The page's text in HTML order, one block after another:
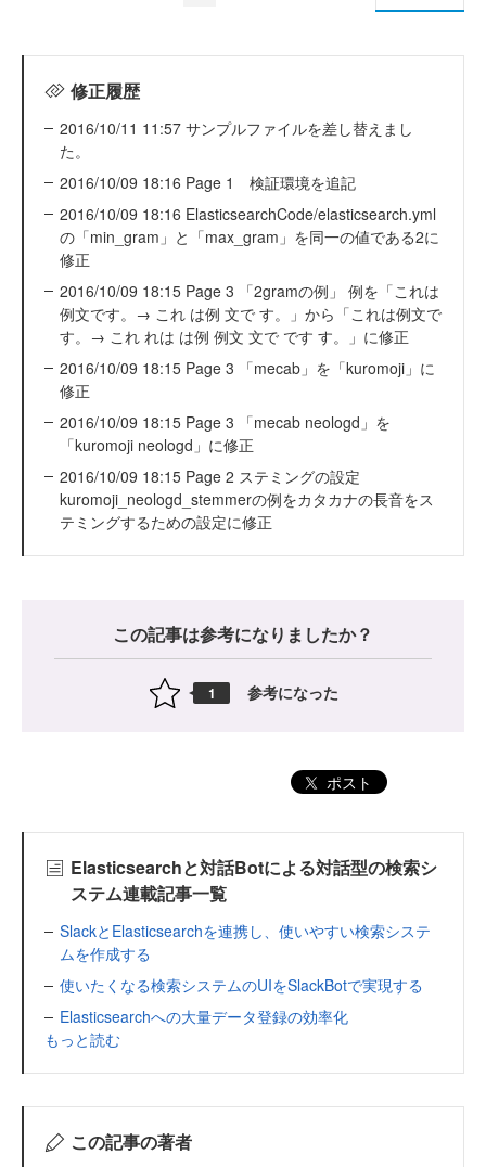
修正履歴
2016/10/11 11:57 サンプルファイルを差し替えまし
た。
2016/10/09 18:16 Page 1 検証環境を追記
2016/10/09 18:16 ElasticsearchCode/elasticsearch.yml
の「min_gram」と「max_gram」を同一の値である2に
修正
2016/10/09 18:15 Page 3 「2gramの例」 例を「これは
例文です。→ これ は例 文で す。」から「これは例文で
す。→ これ れは は例 例文 文で です す。」に修正
2016/10/09 18:15 Page 3 「mecab」を「kuromoji」に
修正
2016/10/09 18:15 Page 3 「mecab neologd」を
「kuromoji neologd」に修正
2016/10/09 18:15 Page 2 ステミングの設定
kuromoji_neologd_stemmerの例をカタカナの長音をス
テミングするための設定に修正
この記事は参考になりましたか？
1 参考になった
ポスト
Elasticsearchと対話Botによる対話型の検索シ
ステム連載記事一覧
SlackとElasticsearchを連携し、使いやすい検索システ
ムを作成する
使いたくなる検索システムのUIをSlackBotで実現する
Elasticsearchへの大量データ登録の効率化
もっと読む
この記事の著者